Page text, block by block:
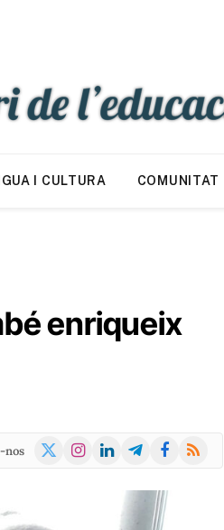
I CULTURA COMUNITAT
enriqueix
nos
X
Instagram
LinkedInTelegramFacebook
RSS